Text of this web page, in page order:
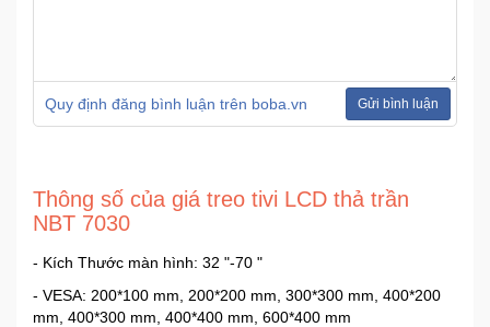
chơi
Quy định đăng bình luận trên boba.vn Gửi bình luận
Thông số của giá treo tivi LCD thả trần
NBT 7030
- Kích Thước màn hình: 32 "-70 "
- VESA: 200*100 mm, 200*200 mm, 300*300 mm, 400*200
mm, 400*300 mm, 400*400 mm, 600*400 mm